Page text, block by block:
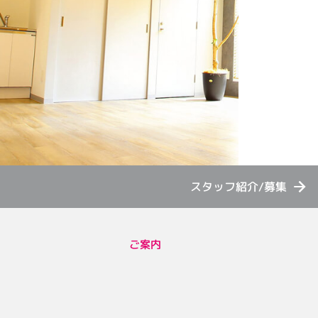
スタッフ紹介/募集
ご案内